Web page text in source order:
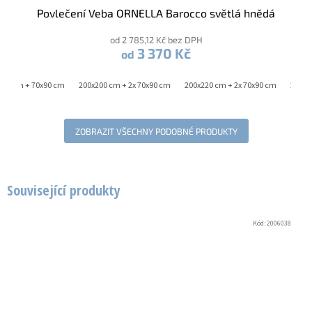
Související produkty
Kód:2006038
Povlečení Veba ORNELLA Barocco světlá hnědá
od 2 785,12 Kč bez DPH
od 3 370 Kč
cm + 70x90 cm 200x200 cm + 2x 70x90 cm 200x220 cm + 2x 70x90 cm
ZOBRAZIT VŠECHNY PODOBNÉ PRODUKTY